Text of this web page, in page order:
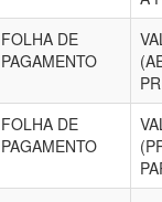
FOLHA DE
PAGAMENTO
FOLHA DE
PAGAMENTO